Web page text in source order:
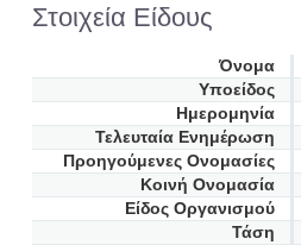
Στοιχεία Είδους
Όνομα
Υποείδος
Ημερομηνία
Τελευταία Ενημέρωση
Προηγούμενες Oνομασίες
Κοινή Ονομασία
Είδος Οργανισμού
Τάση